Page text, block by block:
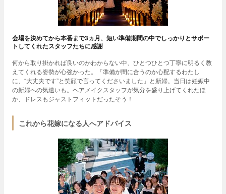
会場を決めてから本番まで3ヵ月、短い準備期間の中でしっかりとサポー
トしてくれたスタッフたちに感謝
何から取り掛かれば良いのかわからない中、ひとつひとつ丁寧に明るく教
えてくれる姿勢が心強かった。「準備が間に合うのか心配するわたし
に、“大丈夫です”と笑顔で言ってくださいました」と新婦。当日は妊娠中
の新婦への気遣いも。ヘアメイクスタッフが気分を盛り上げてくれたほ
か、ドレスもジャストフィットだったそう！
これから花嫁になる人へアドバイス